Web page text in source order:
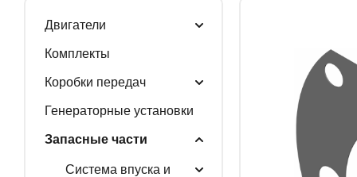
ЗАПАСНЫЕ ЧАСТИ
Двигатели
Комплекты
Коробки передач
Генераторные установки
Запасные части
Система впуска и